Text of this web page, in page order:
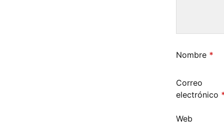
Nombre *
Correo
electrónico
Web